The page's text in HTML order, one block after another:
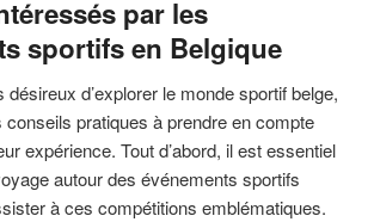
par les
sportifs en Belgique
désireux d’explorer le monde sportif belge,
conseils pratiques à prendre en compte
expérience. Tout d’abord, il est essentiel
autour des événements sportifs
à ces compétitions emblématiques.